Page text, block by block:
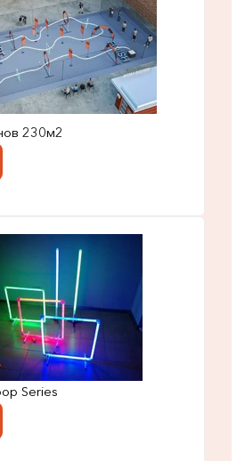
230м2
Series